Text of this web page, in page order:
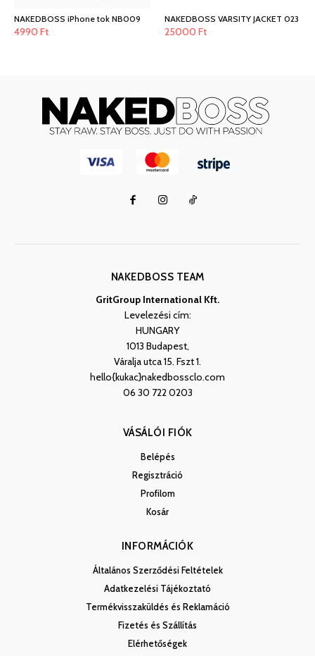
NAKEDBOSS iPhone tok NB009
4990 Ft
NAKEDBOSS VARSITY JACKET 023
25000 Ft
NAKEDBOSS TEAM
GritGroup International Kft.
Levelezési cím:
HUNGARY
1013 Budapest,
Váralja utca 15. Fszt 1.
hello{kukac}nakedbossclo.com
06 30 722 0203
VÁSÁLÓI FIÓK
Belépés
Regisztráció
Profilom
Kosár
INFORMÁCIÓK
Általános Szerződési Feltételek
Adatkezelési Tájékoztató
Termékvisszaküldés és Reklamáció
Fizetés és Szállítás
Elérhetőségek